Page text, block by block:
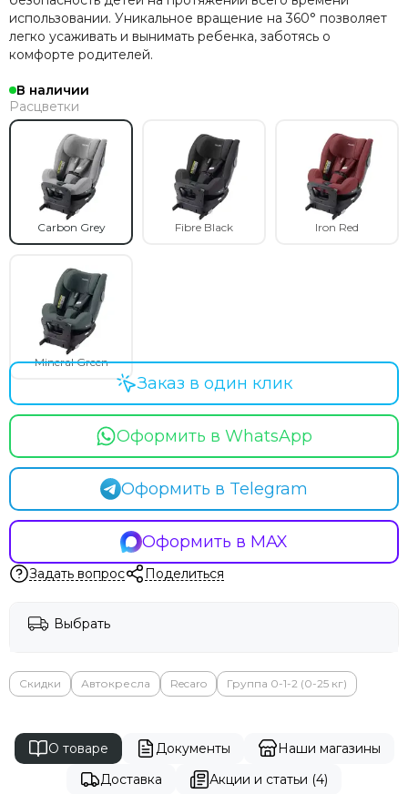
использовании. Уникальное вращение на 360° позволяет
легко усаживать и вынимать ребенка, заботясь о
комфорте родителей.
В наличии
Расцветки
Carbon Grey Fibre Black Iron Red
Mineral Green
Оформить в WhatsApp
Оформить в Telegram
Оформить в MAX
Заказ в один клик
Задать вопрос Поделиться
Выбрать
Скидки Автокресла Recaro Группа 0-1-2 (0-25 кг)
О товаре Документы
Наши магазины
Доставка
Акции и статьи (4)